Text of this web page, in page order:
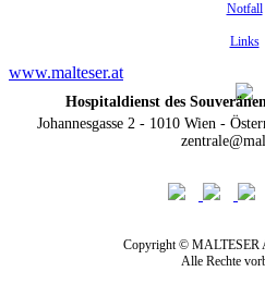
Notfall
Links
www.malteser.at
Hospitaldienst des
Johannesgasse 2 - 1010 Wien -
Copyright © MALTESER
Alle Rechte